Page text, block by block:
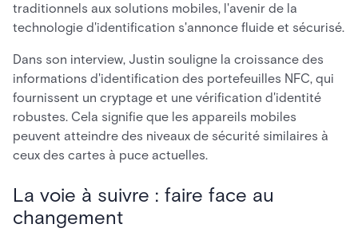
traditionnels aux solutions mobiles, l'avenir de la
technologie d'identification s'annonce fluide et sécurisé.
Dans son interview, Justin souligne la croissance des
informations d'identification des portefeuilles NFC, qui
fournissent un cryptage et une vérification d'identité
robustes. Cela signifie que les appareils mobiles
peuvent atteindre des niveaux de sécurité similaires à
ceux des cartes à puce actuelles.
La voie à suivre : faire face au
changement